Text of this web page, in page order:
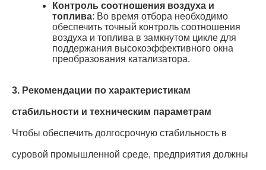
Контроль соотношения воздуха и
топлива: Во время отбора необходимо
обеспечить точный контроль соотношения
воздуха и топлива в замкнутом цикле для
поддержания высокоэффективного окна
преобразования катализатора.
3. Рекомендации по характеристикам
стабильности и техническим параметрам
Чтобы обеспечить долгосрочную стабильность в
суровой промышленной среде, предприятия должны